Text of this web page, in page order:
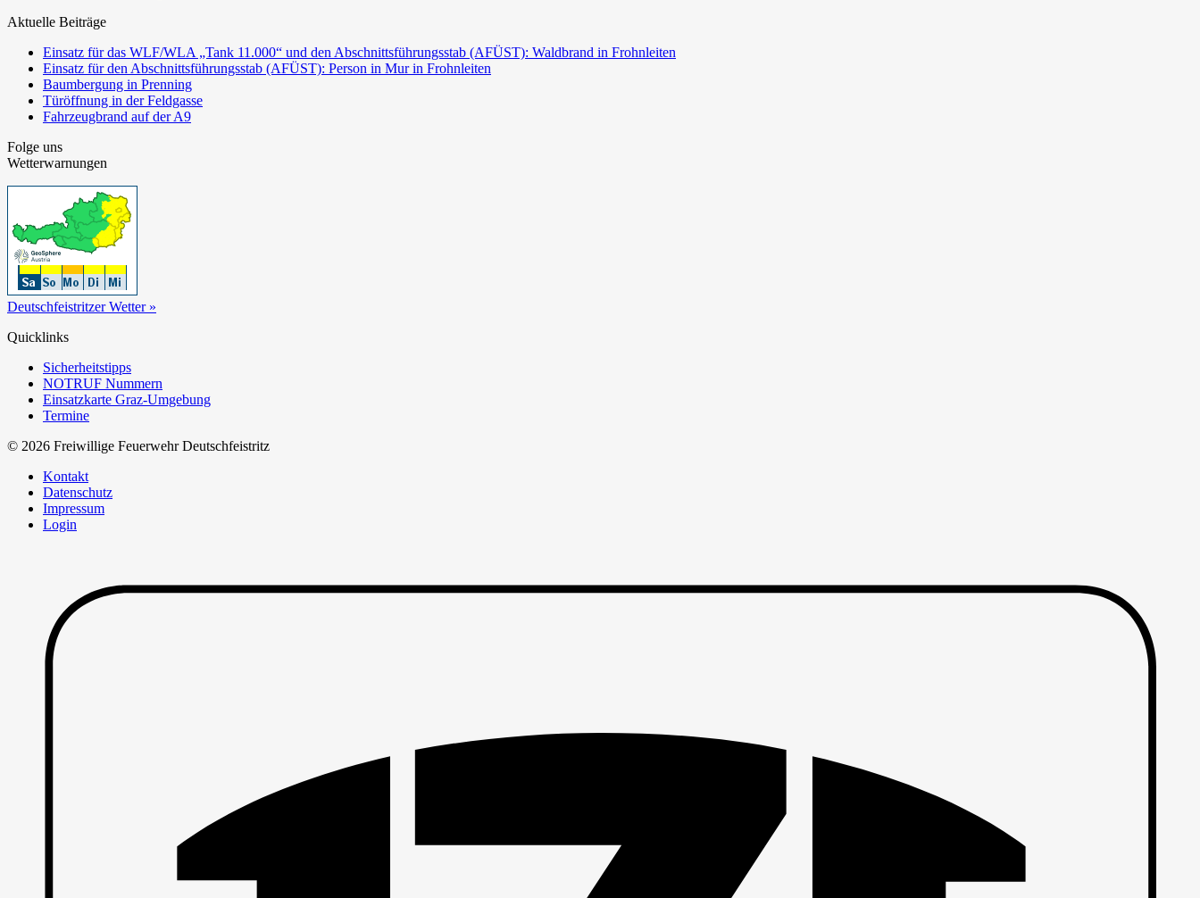
Aktuelle Beiträge
Einsatz für das WLF/WLA „Tank 11.000“ und den Abschnittsführungsstab (AFÜST): Waldbrand in Frohnleiten
Einsatz für den Abschnittsführungsstab (AFÜST): Person in Mur in Frohnleiten
Baumbergung in Prenning
Türöffnung in der Feldgasse
Fahrzeugbrand auf der A9
Folge uns
Wetterwarnungen
Deutschfeistritzer Wetter »
Quicklinks
Sicherheitstipps
NOTRUF Nummern
Einsatzkarte Graz-Umgebung
Termine
© 2026 Freiwillige Feuerwehr Deutschfeistritz
Kontakt
Datenschutz
Impressum
Login